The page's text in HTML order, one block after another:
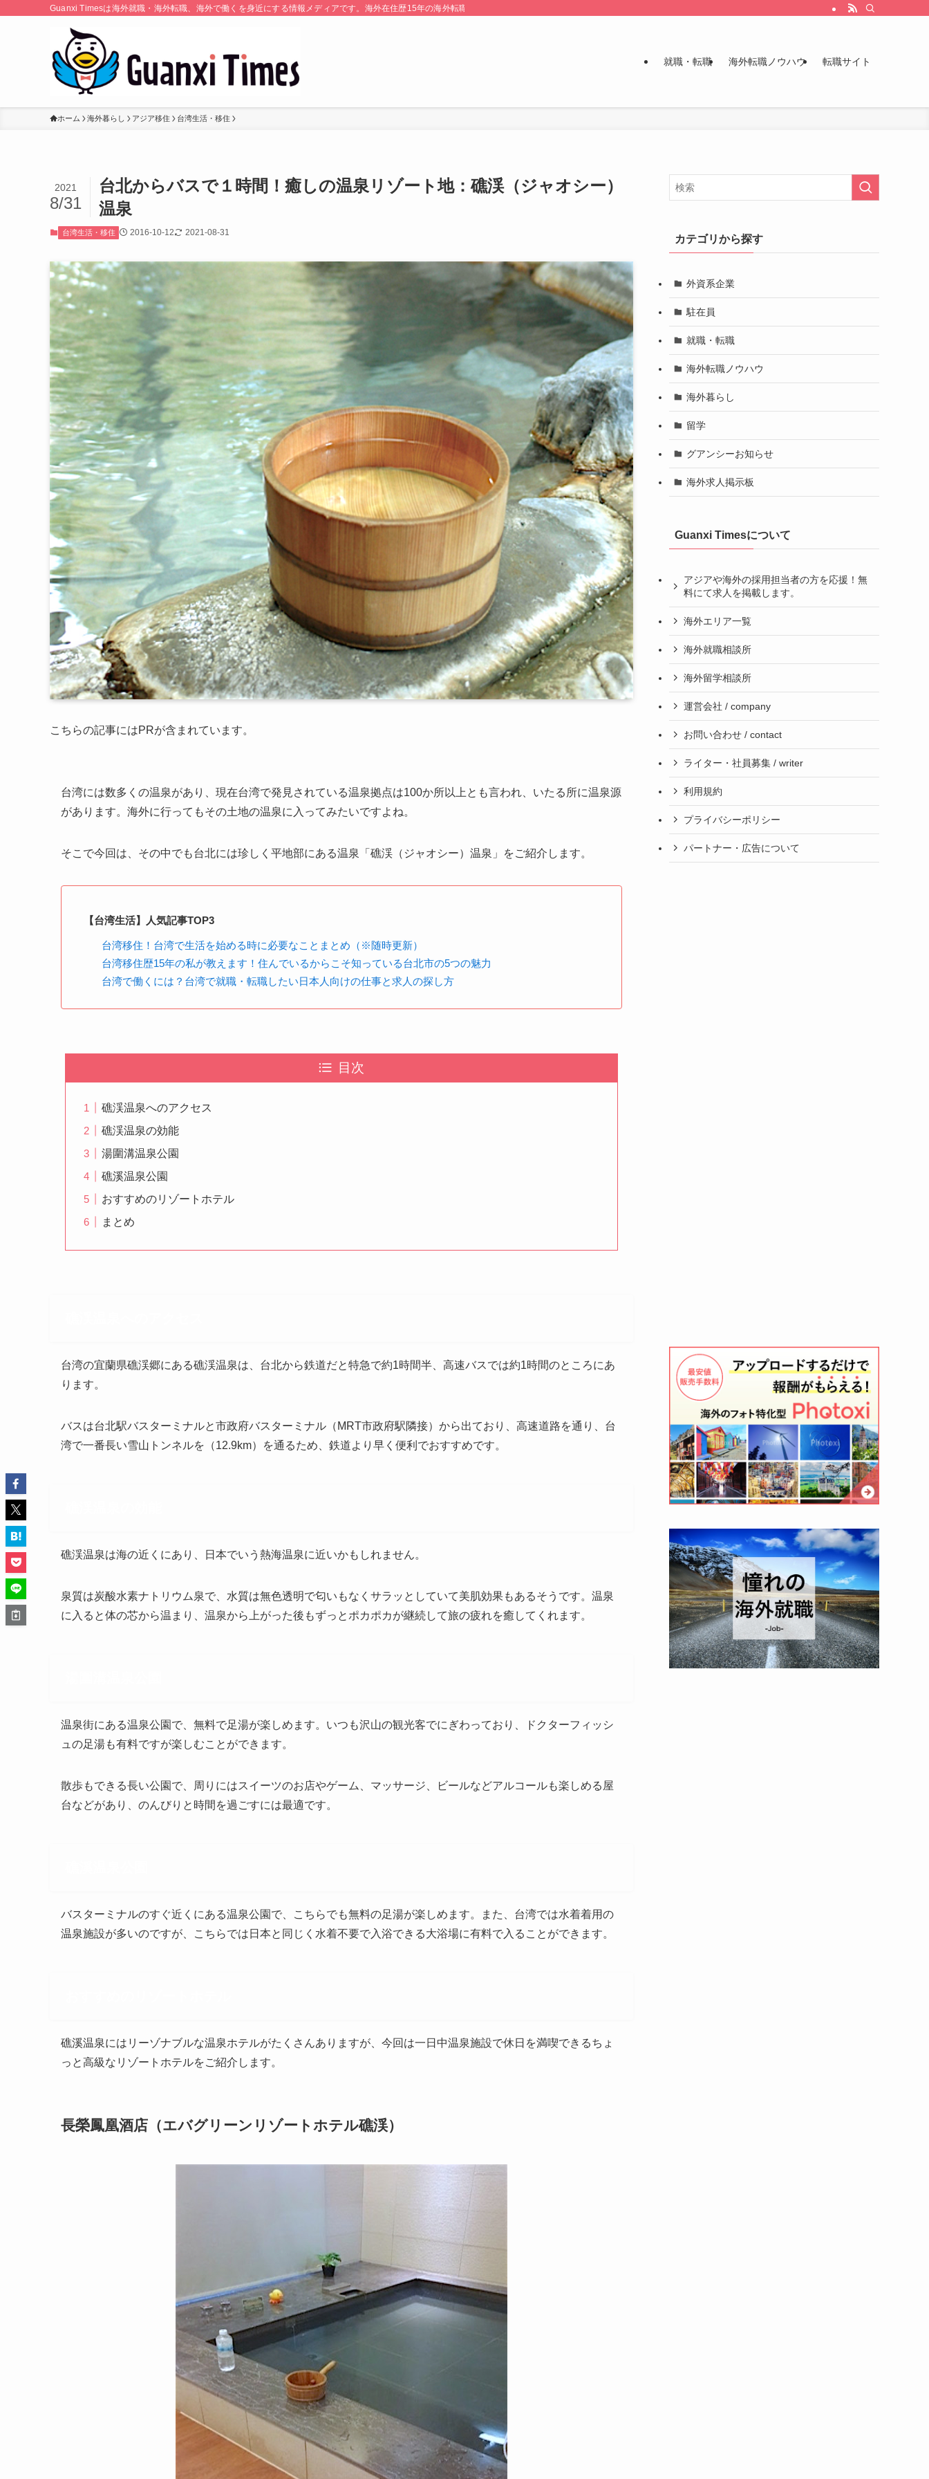
Guanxi Timesは海外就職・海外転職、海外で働くを身近にする情報メディアです。海外在住歴15年の海外転職のプロが監修・運営しています。
就職・転職 海外転職ノウハウ 転職サイト
ホーム 海外暮らし アジア移住 台湾生活・移住
台北からバスで１時間！癒しの温泉リゾート地：礁渓（ジャオシー）
温泉
2021
8/31
台湾生活・移住 2016-10-12 2021-08-31
こちらの記事にはPRが含まれています。
台湾には数多くの温泉があり、現在台湾で発見されている温泉拠点は100か所以上とも言われ、いたる所に温泉源
があります。海外に行ってもその土地の温泉に入ってみたいですよね。
そこで今回は、その中でも台北には珍しく平地部にある温泉「礁渓（ジャオシー）温泉」をご紹介します。
【台湾生活】人気記事TOP3
台湾移住！台湾で生活を始める時に必要なことまとめ（※随時更新）
台湾移住歴15年の私が教えます！住んでいるからこそ知っている台北市の5つの魅力
台湾で働くには？台湾で就職・転職したい日本人向けの仕事と求人の探し方
目次
礁渓温泉へのアクセス
礁渓温泉の効能
湯圍溝温泉公園
礁溪温泉公園
おすすめのリゾートホテル
まとめ
台湾の宜蘭県礁渓郷にある礁渓温泉は、台北から鉄道だと特急で約1時間半、高速バスでは約1時間のところにあ
ります。
バスは台北駅バスターミナルと市政府バスターミナル（MRT市政府駅隣接）から出ており、高速道路を通り、台
湾で一番長い雪山トンネルを（12.9km）を通るため、鉄道より早く便利でおすすめです。
礁渓温泉は海の近くにあり、日本でいう熱海温泉に近いかもしれません。
泉質は炭酸水素ナトリウム泉で、水質は無色透明で匂いもなくサラッとしていて美肌効果もあるそうです。温泉
に入ると体の芯から温まり、温泉から上がった後もずっとポカポカが継続して旅の疲れを癒してくれます。
温泉街にある温泉公園で、無料で足湯が楽しめます。いつも沢山の観光客でにぎわっており、ドクターフィッシ
ュの足湯も有料ですが楽しむことができます。
散歩もできる長い公園で、周りにはスイーツのお店やゲーム、マッサージ、ビールなどアルコールも楽しめる屋
台などがあり、のんびりと時間を過ごすには最適です。
バスターミナルのすぐ近くにある温泉公園で、こちらでも無料の足湯が楽しめます。また、台湾では水着着用の
温泉施設が多いのですが、こちらでは日本と同じく水着不要で入浴できる大浴場に有料で入ることができます。
礁溪温泉にはリーゾナブルな温泉ホテルがたくさんありますが、今回は一日中温泉施設で休日を満喫できるちょ
っと高級なリゾートホテルをご紹介します。
長榮鳳凰酒店（エバグリーンリゾートホテル礁渓）
カテゴリから探す
外資系企業
駐在員
就職・転職
海外転職ノウハウ
海外暮らし
留学
グアンシーお知らせ
海外求人掲示板
Guanxi Timesについて
アジアや海外の採用担当者の方を応援！無
料にて求人を掲載します。
海外エリア一覧
海外就職相談所
海外留学相談所
運営会社 / company
お問い合わせ / contact
ライター・社員募集 / writer
利用規約
プライバシーポリシー
パートナー・広告について